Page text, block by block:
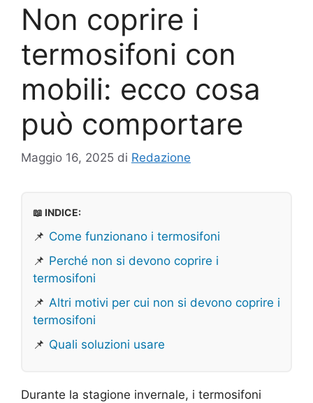
Non coprire i
termosifoni con
mobili: ecco cosa
può comportare
Maggio 16, 2025 di Redazione
📖 INDICE:
📌 Come funzionano i termosifoni
📌 Perché non si devono coprire i
termosifoni
📌 Altri motivi per cui non si devono coprire i
termosifoni
📌 Quali soluzioni usare
Durante la stagione invernale, i termosifoni